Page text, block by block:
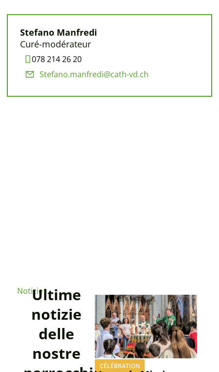
Stefano Manfredi
Curé-modérateur
078 214 26 20
Stefano.manfredi@cath-vd.ch
NotizieUltime
notizie
delle
nostre
CÉLÉBRATION